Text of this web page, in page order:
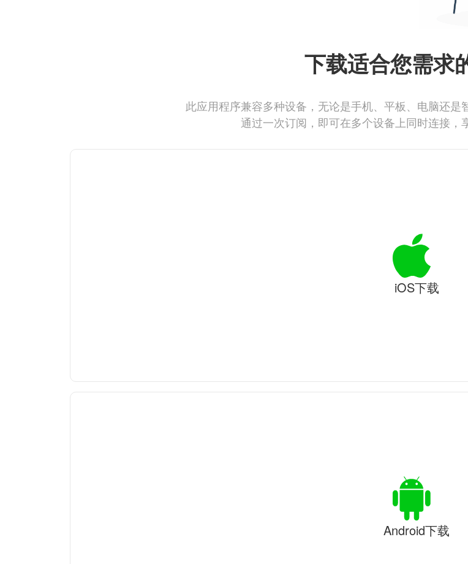
下载适合您需求
此应用程序兼容多种设备，无论是手机、平板、电脑还是
通过一次订阅，即可在多个设备上同时连接，
iOS下载
Android下载